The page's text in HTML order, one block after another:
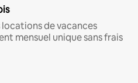
de vacances
mensuel unique sans frais